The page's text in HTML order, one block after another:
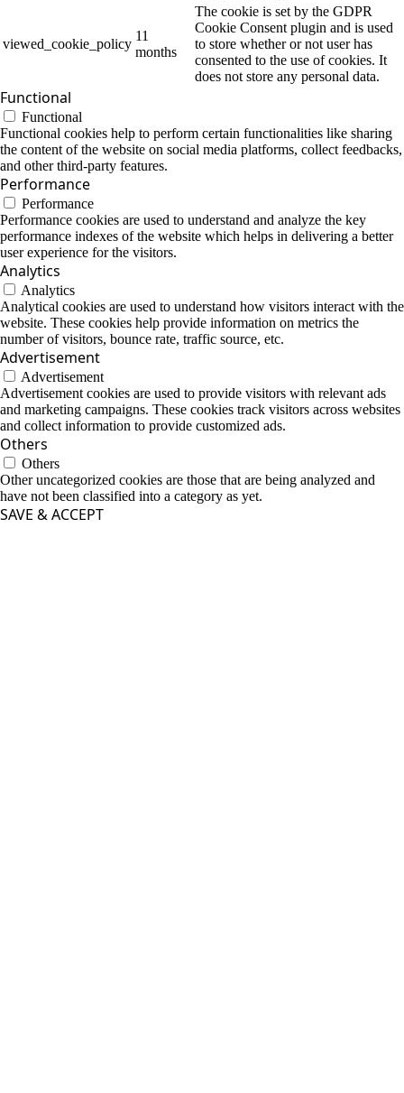
viewed_cookie_policy
11
months
The cookie is set by the GDPR
Cookie Consent plugin and is used
to store whether or not user has
consented to the use of cookies. It
does not store any personal data.
Functional
Functional
Functional cookies help to perform certain functionalities like sharing
the content of the website on social media platforms, collect feedbacks,
and other third-party features.
Performance
Performance
Performance cookies are used to understand and analyze the key
performance indexes of the website which helps in delivering a better
user experience for the visitors.
Analytics
Analytics
Analytical cookies are used to understand how visitors interact with the
website. These cookies help provide information on metrics the
number of visitors, bounce rate, traffic source, etc.
Advertisement
Advertisement
Advertisement cookies are used to provide visitors with relevant ads
and marketing campaigns. These cookies track visitors across websites
and collect information to provide customized ads.
Others
Others
Other uncategorized cookies are those that are being analyzed and
have not been classified into a category as yet.
SAVE & ACCEPT